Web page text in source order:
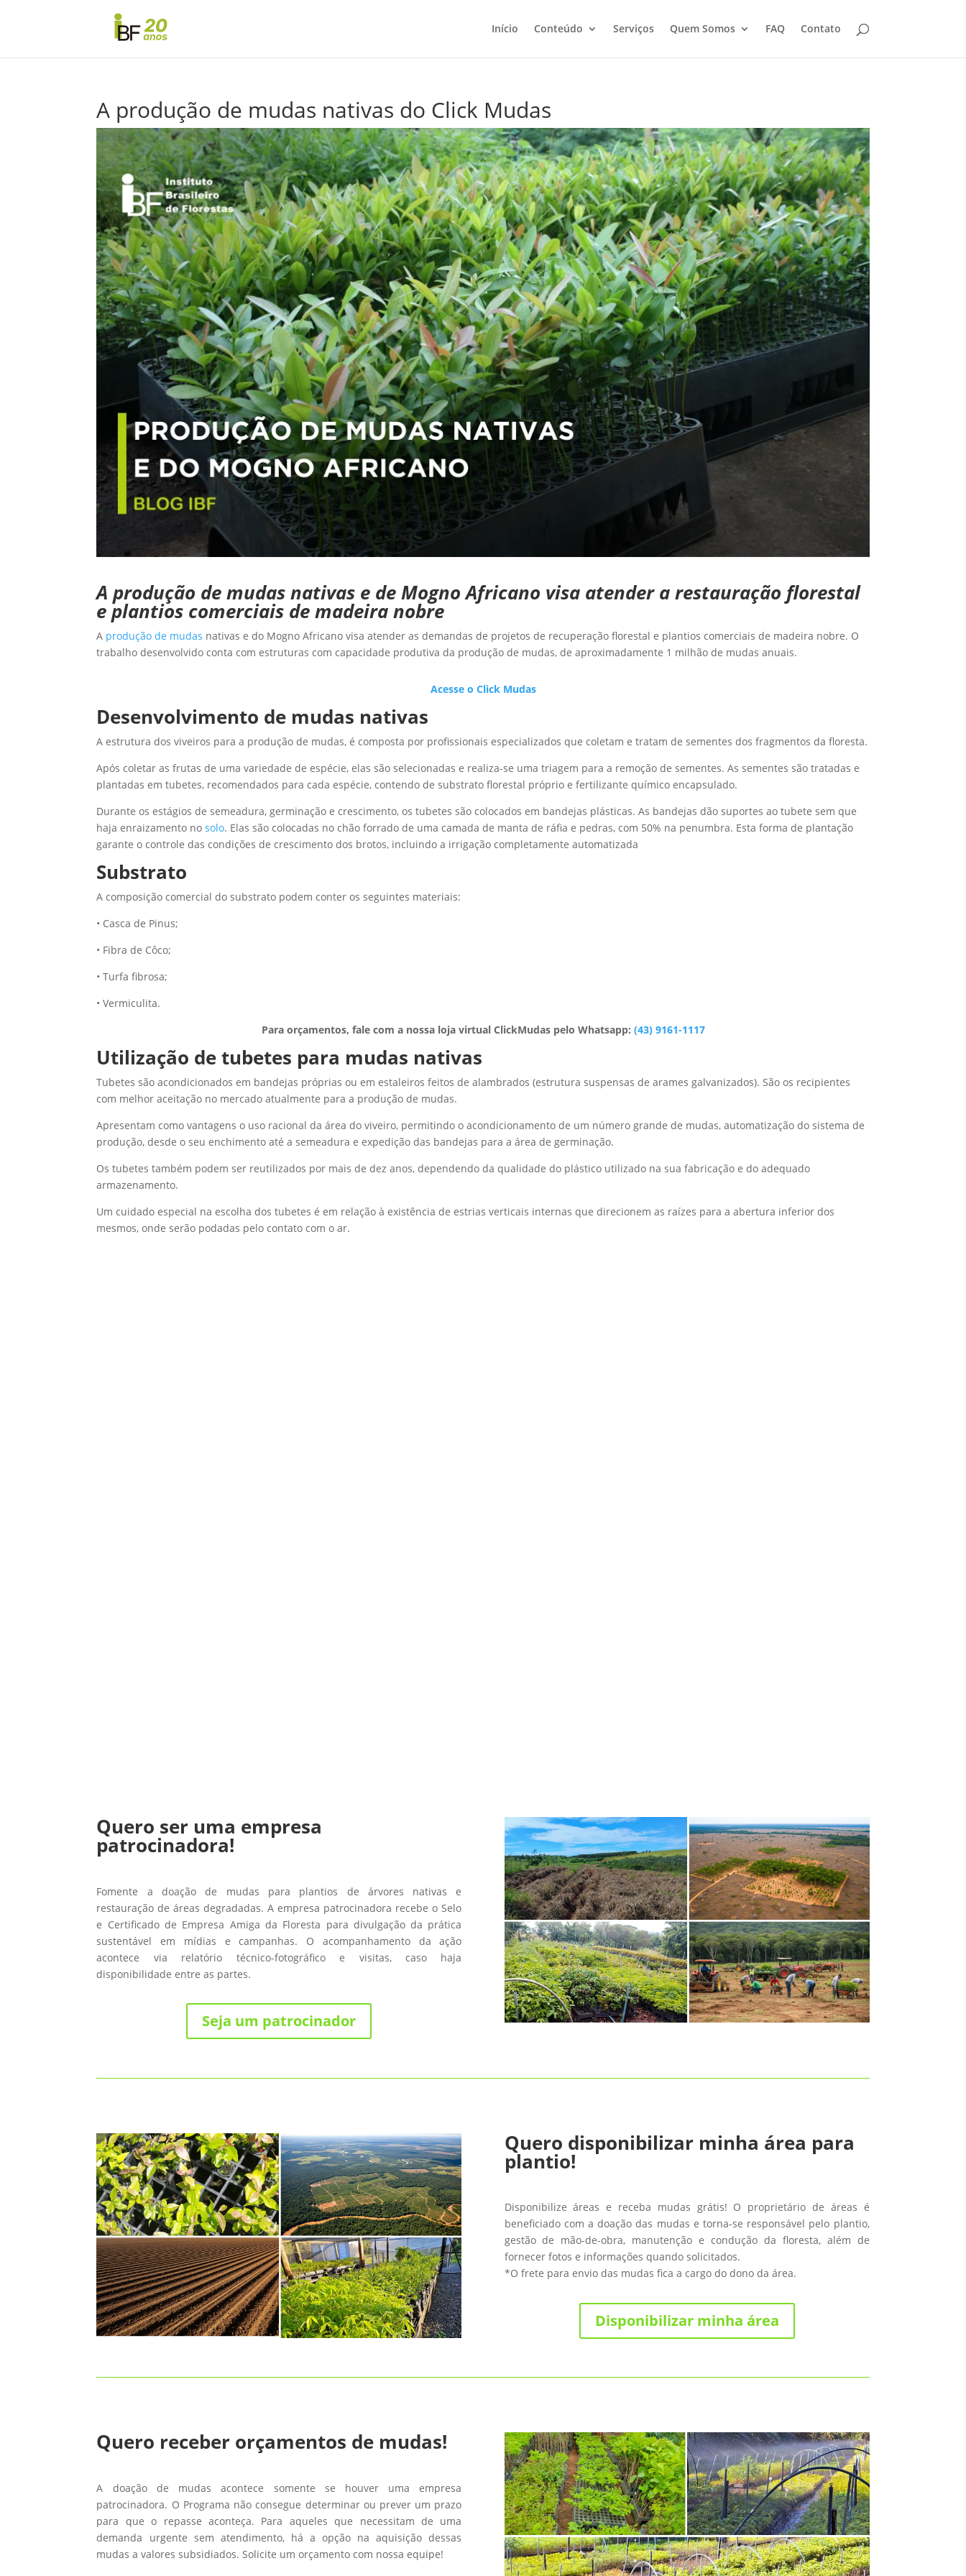
Início Conteúdo Serviços Quem Somos FAQ Contato
A produção de mudas nativas do Click Mudas
A produção de mudas nativas e de Mogno Africano visa atender a restauração florestal
e plantios comerciais de madeira nobre
A produção de mudas nativas e do Mogno Africano visa atender as demandas de projetos de recuperação florestal e plantios comerciais de madeira nobre. O
trabalho desenvolvido conta com estruturas com capacidade produtiva da produção de mudas, de aproximadamente 1 milhão de mudas anuais.
Acesse o Click Mudas
Desenvolvimento de mudas nativas
A estrutura dos viveiros para a produção de mudas, é composta por profissionais especializados que coletam e tratam de sementes dos fragmentos da floresta.
Após coletar as frutas de uma variedade de espécie, elas são selecionadas e realiza-se uma triagem para a remoção de sementes. As sementes são tratadas e
plantadas em tubetes, recomendados para cada espécie, contendo de substrato florestal próprio e fertilizante químico encapsulado.
Durante os estágios de semeadura, germinação e crescimento, os tubetes são colocados em bandejas plásticas. As bandejas dão suportes ao tubete sem que
haja enraizamento nosolo. Elas são colocadas no chão forrado de uma camada de manta de ráfia e pedras, com 50% na penumbra. Esta forma de plantação
garante o controle das condições de crescimento dos brotos, incluindo a irrigação completamente automatizada
Substrato
A composição comercial do substrato podem conter os seguintes materiais:
• Casca de Pinus;
• Fibra de Côco;
• Turfa fibrosa;
• Vermiculita.
Para orçamentos, fale com a nossa loja virtual ClickMudas pelo Whatsapp: (43) 9161-1117
Utilização de tubetes para mudas nativas
Tubetes são acondicionados em bandejas próprias ou em estaleiros feitos de alambrados (estrutura suspensas de arames galvanizados). São os recipientes
com melhor aceitação no mercado atualmente para a produção de mudas.
Apresentam como vantagens o uso racional da área do viveiro, permitindo o acondicionamento de um número grande de mudas, automatização do sistema de
produção, desde o seu enchimento até a semeadura e expedição das bandejas para a área de germinação.
Os tubetes também podem ser reutilizados por mais de dez anos, dependendo da qualidade do plástico utilizado na sua fabricação e do adequado
armazenamento.
Um cuidado especial na escolha dos tubetes é em relação à existência de estrias verticais internas que direcionem as raízes para a abertura inferior dos
mesmos, onde serão podadas pelo contato com o ar.
Quero ser uma empresa
patrocinadora!
Fomente a doação de mudas para plantios de árvores nativas e
restauração de áreas degradadas. A empresa patrocinadora recebe o Selo
e Certificado de Empresa Amiga da Floresta para divulgação da prática
sustentável em mídias e campanhas. O acompanhamento da ação
acontece via relatório técnico-fotográfico e visitas, caso haja
disponibilidade entre as partes.
Seja um patrocinador
Quero disponibilizar minha área para
plantio!
Disponibilize áreas e receba mudas grátis! O proprietário de áreas é
beneficiado com a doação das mudas e torna-se responsável pelo plantio,
gestão de mão-de-obra, manutenção e condução da floresta, além de
fornecer fotos e informações quando solicitados.
*O frete para envio das mudas fica a cargo do dono da área.
Disponibilizar minha área
Quero receber orçamentos de mudas!
A doação de mudas acontece somente se houver uma empresa
patrocinadora. O Programa não consegue determinar ou prever um prazo
para que o repasse aconteça. Para aqueles que necessitam de uma
demanda urgente sem atendimento, há a opção na aquisição dessas
mudas a valores subsidiados. Solicite um orçamento com nossa equipe!